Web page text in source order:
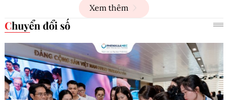
Xem thêm
Chuyển đổi số